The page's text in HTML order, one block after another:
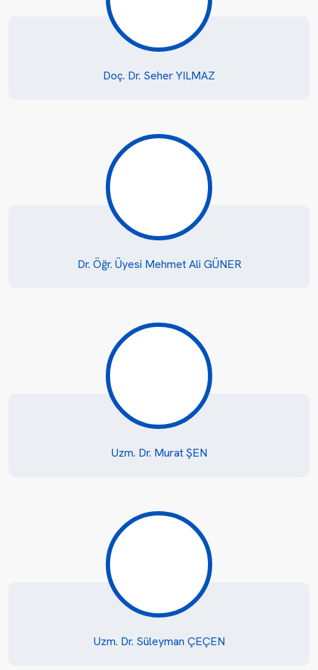
Doç. Dr. Seher YILMAZ
Dr. Öğr. Üyesi Mehmet Ali GÜNER
Uzm. Dr. Murat ŞEN
Uzm. Dr. Süleyman ÇEÇEN